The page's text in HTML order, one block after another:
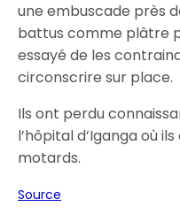
une embuscade près
battus comme plâtre
essayé de les
circonscrire sur place.
Ils ont perdu
l’hôpital d’Iganga où
motards.
Source